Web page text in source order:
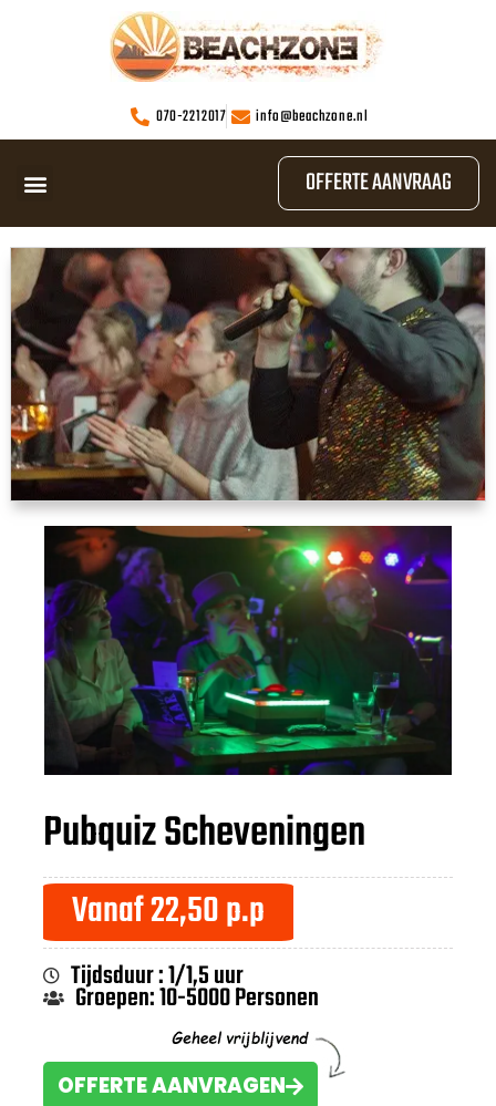
070-2212017 info@beachzone.nl
OFFERTE AANVRAAG
Pubquiz Scheveningen
Vanaf 22,50 p.p
Tijdsduur : 1/1,5 uur
Groepen: 10-5000 Personen
OFFERTE AANVRAGEN